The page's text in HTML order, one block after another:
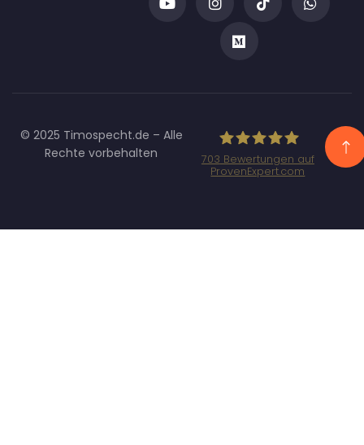
© 2025 Timospecht.de – Alle
Rechte vorbehalten
Marketing GmbH
703 Bewertungen auf
ProvenExpert.com